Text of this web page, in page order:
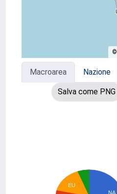
©
Macroarea Nazione
Salva come PNG
NA
EU